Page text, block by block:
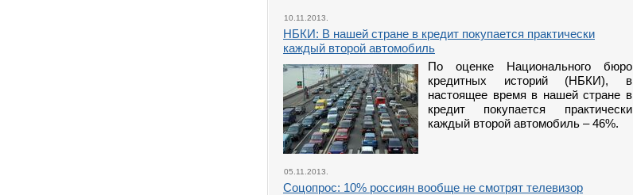
10.11.2013.
НБКИ: В нашей стране в кредит покупается практически
каждый второй автомобиль
По оценке Национального бюро
кредитных историй (НБКИ), в
настоящее время в нашей стране в
кредит покупается практически
каждый второй автомобиль – 46%.
05.11.2013.
Соцопрос: 10% россиян вообще не смотрят телевизор